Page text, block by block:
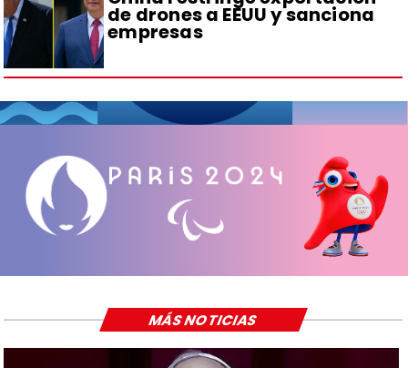
de drones a EEUU y sanciona
empresas
MÁS NOTICIAS